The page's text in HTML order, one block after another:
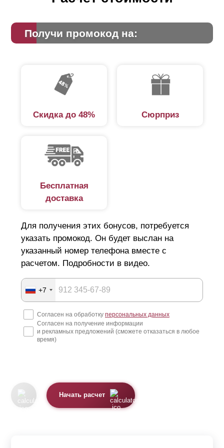
Получи промокод на:
Скидка до 48% Сюрприз
Бесплатная
доставка
Для получения этих бонусов, потребуется
указать промокод. Он будет выслан на
указанный номер телефона вместе с
расчетом. Подробности в видео.
+7
Согласен на обработку персональных данных
Согласен на получение информации
и рекламных предложений (сможете отказаться в любое
время)
Начать расчет